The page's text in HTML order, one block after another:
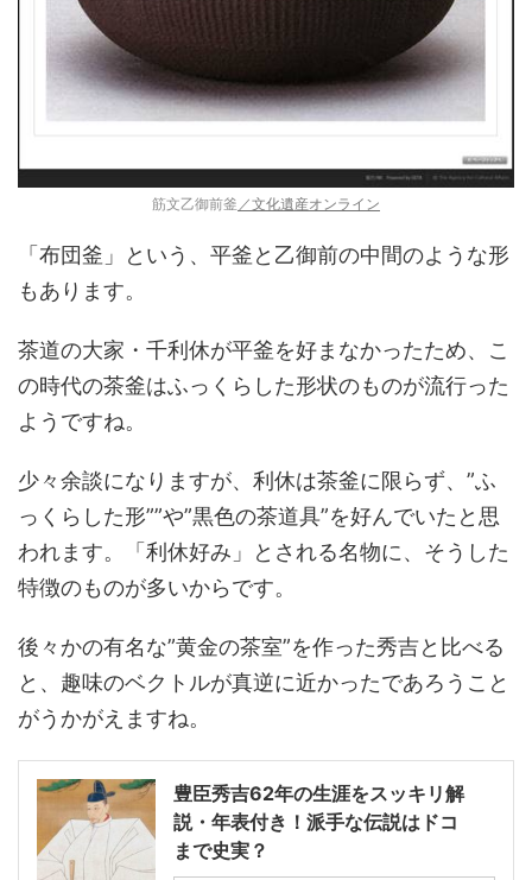
筋文乙御前釜 ／文化遺産オンライン
「布団釜」という、平釜と乙御前の中間のような形
もあります。
茶道の大家・千利休が平釜を好まなかったため、こ
の時代の茶釜はふっくらした形状のものが流行った
ようですね。
少々余談になりますが、利休は茶釜に限らず、”ふ
っくらした形””や”黒色の茶道具”を好んでいたと思
われます。「利休好み」とされる名物に、そうした
特徴のものが多いからです。
後々かの有名な”黄金の茶室”を作った秀吉と比べる
と、趣味のベクトルが真逆に近かったであろうこと
がうかがえますね。
豊臣秀吉62年の生涯をスッキリ解
説・年表付き！派手な伝説はドコ
まで史実？